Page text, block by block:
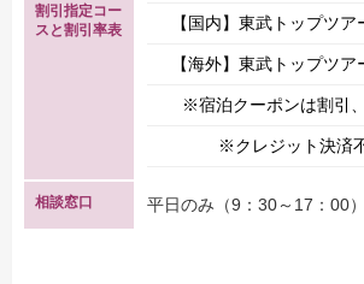
割引指定コー
スと割引率表
【国内】東武トップツア
【海外】東武トップツア
※宿泊クーポンは割引
※クレジット決済
相談窓口 平日のみ（9：30～17：00）